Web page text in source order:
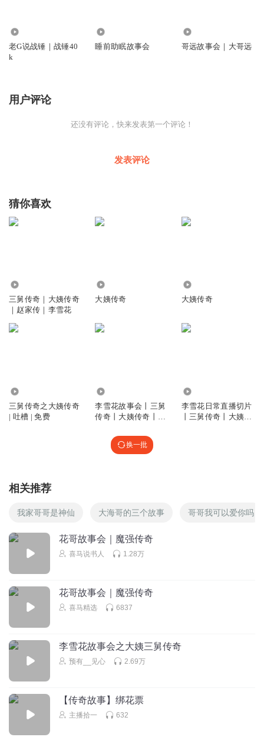
老G说战锤｜战锤40
k
睡前助眠故事会 哥远故事会｜大哥远
用户评论
还没有评论，快来发表第一个评论！
发表评论
猜你喜欢
三舅传奇｜大姨传奇
｜赵家传｜李雪花
大姨传奇 大姨传奇
三舅传奇之大姨传奇
| 吐槽 | 免费
李雪花故事会丨三舅
传奇丨大姨传奇丨解
李雪花日常直播切片
丨三舅传奇丨大姨传
换一批
相关推荐
我家哥哥是神仙 大海哥的三个故事 哥哥我可以爱你吗
花哥故事会｜魔强传奇
喜马说书人 1.28万
花哥故事会｜魔强传奇
喜马精选 6837
李雪花故事会之大姨三舅传奇
预有__见心 2.69万
【传奇故事】绑花票
主播拾一 632